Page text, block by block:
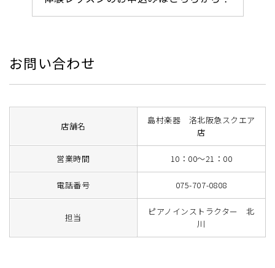
お問い合わせ
店舗名
島村楽器 洛北阪急スクエア
店
営業時間 10：00～21：00
電話番号 075-707-0808
担当
ピアノインストラクター 北
川